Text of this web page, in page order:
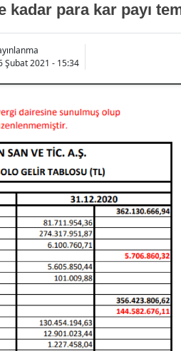
kadar para kar payı
Şubat 2021 - 15:34